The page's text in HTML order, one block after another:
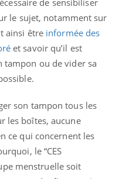
le sujet, notamment sur
ainsi être informée des
et savoir qu’il est
tampon ou de vider sa
son tampon tous les
les boîtes, aucune
ce qui concernent les
le “CES
menstruelle soit